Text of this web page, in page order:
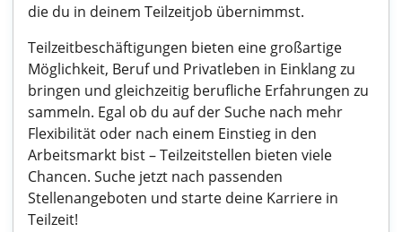
die du in deinem Teilzeitjob übernimmst.
Teilzeitbeschäftigungen bieten eine großartige
Möglichkeit, Beruf und Privatleben in Einklang zu
bringen und gleichzeitig berufliche Erfahrungen zu
sammeln. Egal ob du auf der Suche nach mehr
Flexibilität oder nach einem Einstieg in den
Arbeitsmarkt bist – Teilzeitstellen bieten viele
Chancen. Suche jetzt nach passenden
Stellenangeboten und starte deine Karriere in
Teilzeit!